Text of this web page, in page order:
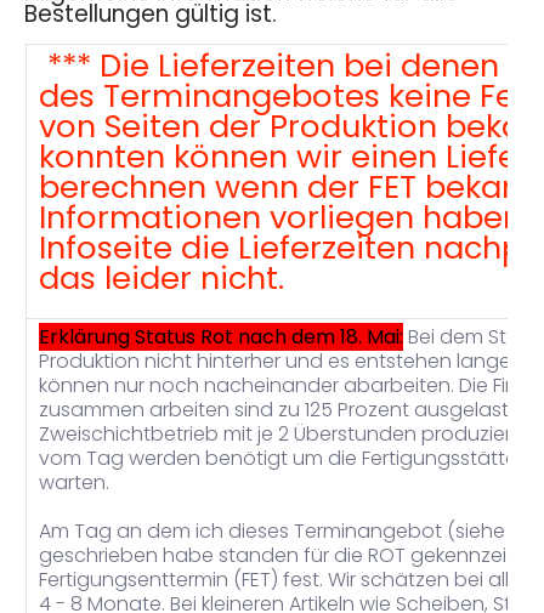
Bestellungen gültig ist.
*** Die Lieferzeiten bei denen
des Terminangebotes keine
von Seiten der Produktion
konnten können wir einen
berechnen wenn der FET
Informationen vorliegen haben
Infoseite die Lieferzeiten
das leider nicht.
Erklärung Status Rot nach dem 18. Mai: Bei dem
Produktion nicht hinterher und es entstehen lange
können nur noch nacheinander abarbeiten. Die
zusammen arbeiten sind zu 125 Prozent
Zweischichtbetrieb mit je 2 Überstunden produziert
vom Tag werden benötigt um die Fertigungsstätte
warten.
Am Tag an dem ich dieses Terminangebot (siehe
geschrieben habe standen für die ROT
Fertigungsenttermin (FET) fest. Wir schätzen bei allen
4 - 8 Monate. Bei kleineren Artikeln wie Scheiben,